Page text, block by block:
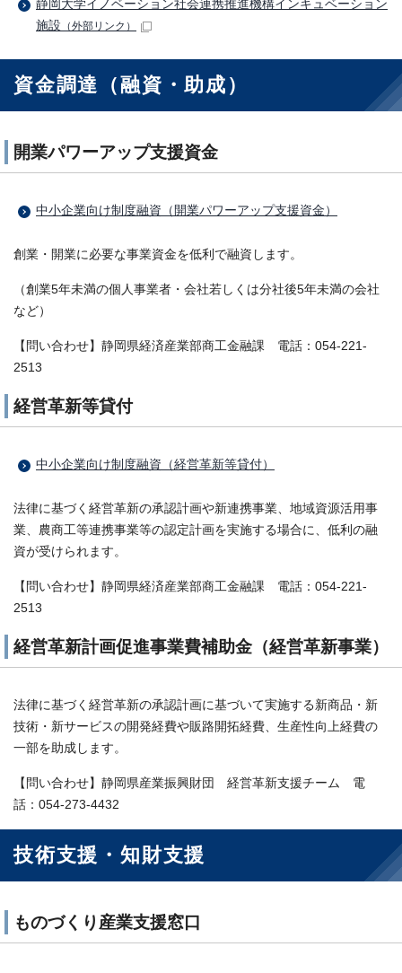
静岡大学イノベーション社会連携推進機構インキュベーション
施設 （外部リンク）
資金調達（融資・助成）
開業パワーアップ支援資金
中小企業向け制度融資（開業パワーアップ支援資金）
創業・開業に必要な事業資金を低利で融資します。
（創業5年未満の個人事業者・会社若しくは分社後5年未満の会社
など）
【問い合わせ】静岡県経済産業部商工金融課 電話：054-221-
2513
経営革新等貸付
中小企業向け制度融資（経営革新等貸付）
法律に基づく経営革新の承認計画や新連携事業、地域資源活用事
業、農商工等連携事業等の認定計画を実施する場合に、低利の融
資が受けられます。
【問い合わせ】静岡県経済産業部商工金融課 電話：054-221-
2513
経営革新計画促進事業費補助金（経営革新事業）
法律に基づく経営革新の承認計画に基づいて実施する新商品・新
技術・新サービスの開発経費や販路開拓経費、生産性向上経費の
一部を助成します。
【問い合わせ】静岡県産業振興財団 経営革新支援チーム 電
話：054-273-4432
技術支援・知財支援
ものづくり産業支援窓口